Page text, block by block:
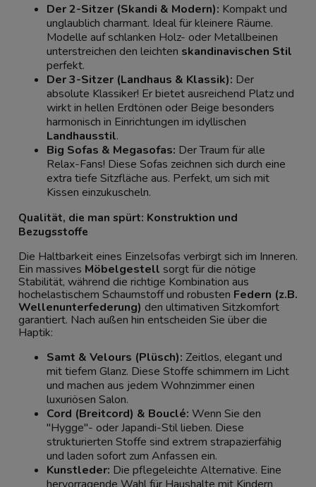
Der 2-Sitzer (Skandi & Modern): Kompakt und
unglaublich charmant. Ideal für kleinere Räume.
Modelle auf schlanken Holz- oder Metallbeinen
unterstreichen den leichten skandinavischen Stil
perfekt.
Der 3-Sitzer (Landhaus & Klassik): Der
absolute Klassiker! Er bietet ausreichend Platz und
wirkt in hellen Erdtönen oder Beige besonders
harmonisch in Einrichtungen im idyllischen
Landhausstil.
Big Sofas & Megasofas: Der Traum für alle
Relax-Fans! Diese Sofas zeichnen sich durch eine
extra tiefe Sitzfläche aus. Perfekt, um sich mit
Kissen einzukuscheln.
Qualität, die man spürt: Konstruktion und
Bezugsstoffe
Die Haltbarkeit eines Einzelsofas verbirgt sich im Inneren.
Ein massives Möbelgestell sorgt für die nötige
Stabilität, während die richtige Kombination aus
hochelastischem Schaumstoff und robusten Federn (z.B.
Wellenunterfederung) den ultimativen Sitzkomfort
garantiert. Nach außen hin entscheiden Sie über die
Haptik:
Samt & Velours (Plüsch): Zeitlos, elegant und
mit tiefem Glanz. Diese Stoffe schimmern im Licht
und machen aus jedem Wohnzimmer einen
luxuriösen Salon.
Cord (Breitcord) & Bouclé: Wenn Sie den
"Hygge"- oder Japandi-Stil lieben. Diese
strukturierten Stoffe sind extrem strapazierfähig
und laden sofort zum Anfassen ein.
Kunstleder: Die pflegeleichte Alternative. Eine